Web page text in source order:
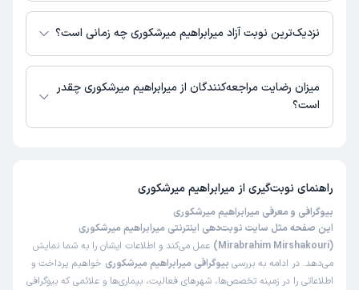
در حال حاضر اطلاعاتی درباره ارائه ویزیت آنلاین توسط میرابراهیم میرشکوری در
دسترس نیست. برای دریافت اطلاعات دقیق‌تر، لطفاً با مطب تماس بگیرید.
نزدیک‌ترین نوبت آزاد میرابراهیم میرشکوری چه زمانی است؟
زمان نوبت‌دهی و پذیرش بیماران با هماهنگی مطب مشخص می‌شود.
میزان رضایت مراجعه‌کنندگان از میرابراهیم میرشکوری چقدر
است؟
راهنمای نوبت‌گیری از میرابراهیم میرشکوری
بیوگرافی و معرفی میرابراهیم میرشکوری
این صفحه مثل سایت نوبت‌دهی اینترنتی میرابراهیم میرشکوری
(Mirabrahim Mirshakouri)
عمل می‌کند و اطلاعات ایشان را به شما نمایش
می‌دهد. در ادامه به بررسی بیوگرافی میرابراهیم میرشکوری خواهیم پرداخت و
اطلاعاتی را در زمینه تخصص‌ها، شهرهای فعالیت، بیماری‌ها و علائمی که بیوگرافی